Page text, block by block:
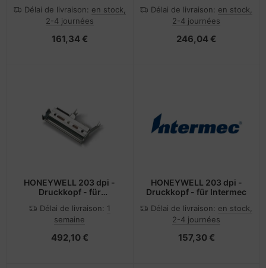
Délai de livraison: en stock,
2-4 journées
161,34 €
Délai de livraison: en stock,
2-4 journées
246,04 €
HONEYWELL 203 dpi -
Druckkopf - für
Délai de livraison: 1
semaine
492,10 €
HONEYWELL 203 dpi -
Druckkopf - für Intermec
Délai de livraison: en stock,
2-4 journées
157,30 €